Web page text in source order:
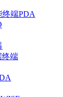
端PDA
终端